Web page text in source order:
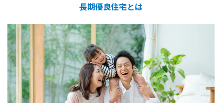
長期優良住宅とは